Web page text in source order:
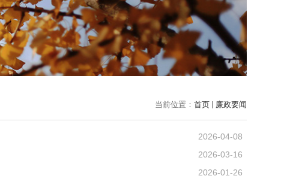
当前位置： 首页 廉政要闻
2026-04-08
2026-03-16
2026-01-26